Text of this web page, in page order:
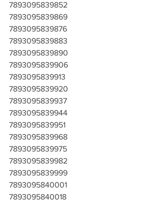
7893095839852
7893095839869
7893095839876
7893095839883
7893095839890
7893095839906
7893095839913
7893095839920
7893095839937
7893095839944
7893095839951
7893095839968
7893095839975
7893095839982
7893095839999
7893095840001
7893095840018